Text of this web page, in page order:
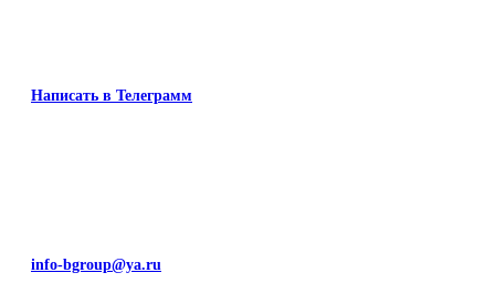
Написать в Телеграмм
info-bgroup@ya.ru